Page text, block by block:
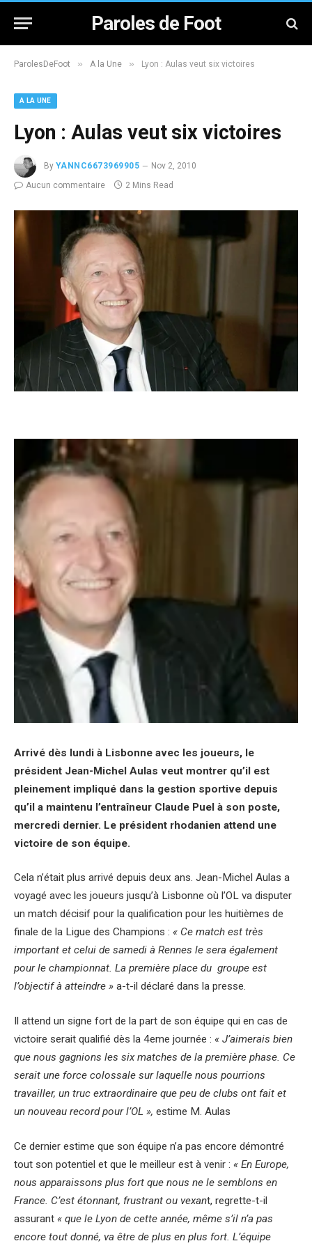
Paroles de Foot
ParolesDeFoot » A la Une » Lyon : Aulas veut six victoires
A LA UNE
Lyon : Aulas veut six victoires
By YANNC6673969905
Nov 2, 2010
Aucun commentaire
2 Mins Read
Arrivé dès lundi à Lisbonne avec les joueurs, le
président Jean-Michel Aulas veut montrer qu’il est
pleinement impliqué dans la gestion sportive depuis
qu’il a maintenu l’entraîneur Claude Puel à son poste,
mercredi dernier. Le président rhodanien attend une
victoire de son équipe.
Cela n’était plus arrivé depuis deux ans. Jean-Michel Aulas a
voyagé avec les joueurs jusqu’à Lisbonne où l’OL va disputer
un match décisif pour la qualification pour les huitièmes de
finale de la Ligue des Champions : « Ce match est très
important et celui de samedi à Rennes le sera également
pour le championnat. La première place du groupe est
l’objectif à atteindre » a-t-il déclaré dans la presse.
Il attend un signe fort de la part de son équipe qui en cas de
victoire serait qualifié dès la 4eme journée : « J’aimerais bien
que nous gagnions les six matches de la première phase. Ce
serait une force colossale sur laquelle nous pourrions
travailler, un truc extraordinaire que peu de clubs ont fait et
un nouveau record pour l’OL », estime M. Aulas
Ce dernier estime que son équipe n’a pas encore démontré
tout son potentiel et que le meilleur est à venir : « En Europe,
nous apparaissons plus fort que nous ne le semblons en
France. C’est étonnant, frustrant ou vexant, regrette-t-il
assurant « que le Lyon de cette année, même s’il n’a pas
encore tout donné, va être de plus en plus fort. L’équipe